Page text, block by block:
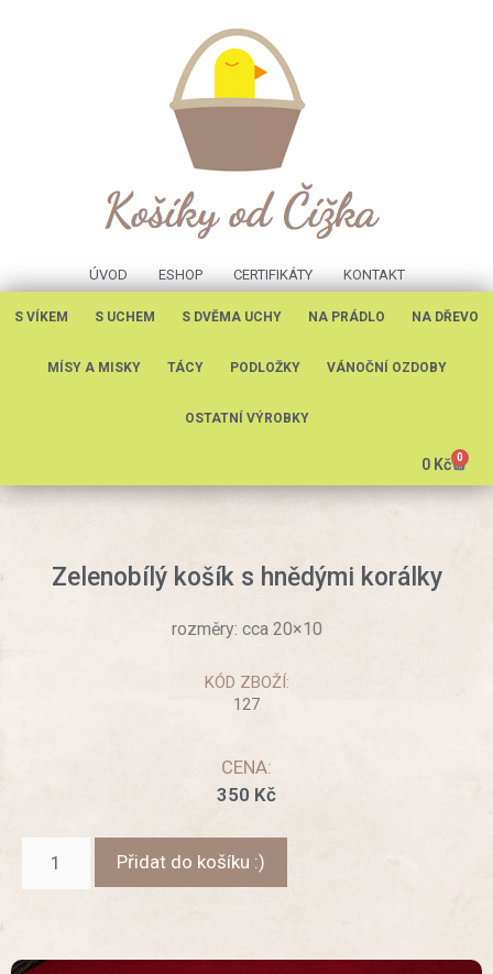
ÚVOD ESHOP CERTIFIKÁTY KONTAKT
S VÍKEM S UCHEM S DVĚMA UCHY NA PRÁDLO NA DŘEVO
MÍSY A MISKY TÁCY PODLOŽKY VÁNOČNÍ OZDOBY
OSTATNÍ VÝROBKY
0 Kč 0
Zelenobílý košík s hnědými korálky
rozměry: cca 20×10
KÓD ZBOŽÍ:
127
CENA:
350 Kč
Přidat do košíku :)